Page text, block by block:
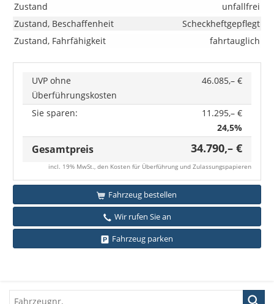
Zustand
unfallfrei
Zustand, Beschaffenheit
Scheckheftgepflegt
Zustand, Fahrfähigkeit
fahrtauglich
UVP ohne
Überführungskosten
46.085,– €
Sie sparen:
11.295,– €
24,5%
Gesamtpreis 34.790,– €
incl. 19% MwSt., den Kosten für Überführung und Zulassungspapieren
Fahrzeug bestellen
Wir rufen Sie an
Fahrzeug parken
Fahrzeugnr.